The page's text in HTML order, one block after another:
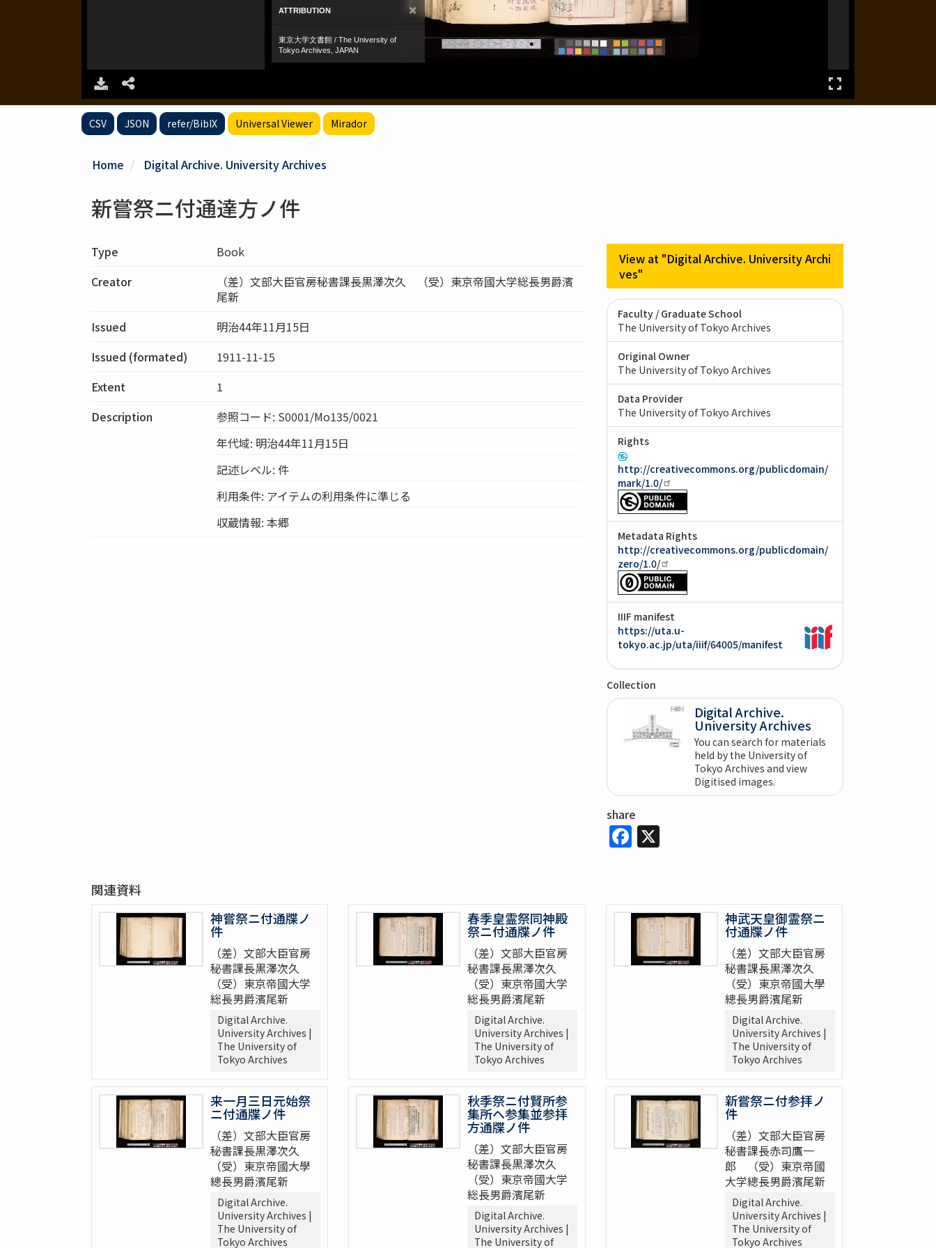
CSV JSON refer/BibIX Universal Viewer Mirador
Home Digital Archive. University Archives
新嘗祭ニ付通達方ノ件
Type
Book
Creator
（差）文部大臣官房秘書課長黒澤次久 （受）東京帝國大学総長男爵濱
尾新
Issued
明治44年11月15日
Issued (formated)
1911-11-15
Extent
1
Description
参照コード: S0001/Mo135/0021
年代域: 明治44年11月15日
記述レベル: 件
利用条件: アイテムの利用条件に準じる
収蔵情報: 本郷
View at "Digital Archive. University Archi
ves"
Faculty / Graduate School
The University of Tokyo Archives
Original Owner
The University of Tokyo Archives
Data Provider
The University of Tokyo Archives
Rights
http://creativecommons.org/publicdomain/
mark/1.0/
Metadata Rights
http://creativecommons.org/publicdomain/
zero/1.0/
IIIF manifest
https://uta.u-
tokyo.ac.jp/uta/iiif/64005/manifest
Collection
Digital Archive.
University Archives
You can search for materials
held by the University of
Tokyo Archives and view
Digitised images.
share
Facebook
X
関連資料
神嘗祭ニ付通牒ノ
件
（差）文部大臣官房
秘書課長黒澤次久
（受）東京帝國大学
総長男爵濱尾新
Digital Archive.
University Archives |
The University of
Tokyo Archives
春季皇霊祭同神殿
祭ニ付通牒ノ件
（差）文部大臣官房
秘書課長黒澤次久
（受）東京帝國大学
総長男爵濱尾新
Digital Archive.
University Archives |
The University of
Tokyo Archives
神武天皇御霊祭ニ
付通牒ノ件
（差）文部大臣官房
秘書課長黒澤次久
（受）東京帝國大學
總長男爵濱尾新
Digital Archive.
University Archives |
The University of
Tokyo Archives
来一月三日元始祭
ニ付通牒ノ件
（差）文部大臣官房
秘書課長黒澤次久
（受）東京帝國大學
總長男爵濱尾新
Digital Archive.
University Archives |
The University of
Tokyo Archives
秋季祭ニ付賢所参
集所ヘ参集並参拝
方通牒ノ件
（差）文部大臣官房
秘書課長黒澤次久
（受）東京帝國大学
総長男爵濱尾新
Digital Archive.
University Archives |
The University of
新嘗祭ニ付参拝ノ
件
（差）文部大臣官房
秘書課長赤司鷹一
郎 （受）東京帝國
大学總長男爵濱尾新
Digital Archive.
University Archives |
The University of
Tokyo Archives